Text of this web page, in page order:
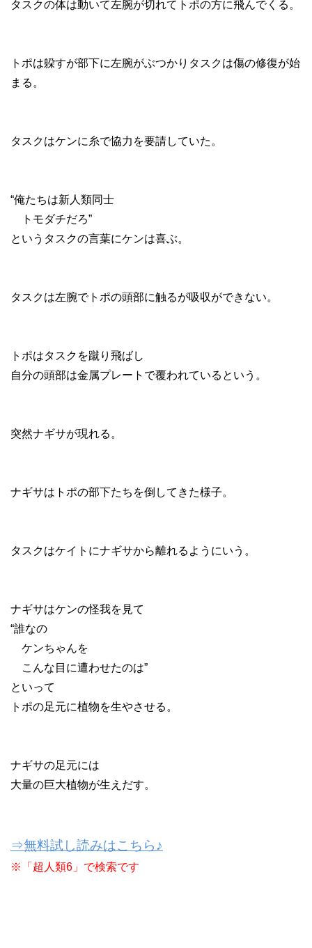
タスクの体は動いて左腕が切れてトポの方に飛んでくる。
トポは躱すが部下に左腕がぶつかりタスクは傷の修復が始
まる。
タスクはケンに糸で協力を要請していた。
“俺たちは新人類同士
トモダチだろ”
というタスクの言葉にケンは喜ぶ。
タスクは左腕でトポの頭部に触るが吸収ができない。
トポはタスクを蹴り飛ばし
自分の頭部は金属プレートで覆われているという。
突然ナギサが現れる。
ナギサはトポの部下たちを倒してきた様子。
タスクはケイトにナギサから離れるようにいう。
ナギサはケンの怪我を見て
“誰なの
ケンちゃんを
こんな目に遭わせたのは”
といって
トポの足元に植物を生やさせる。
ナギサの足元には
大量の巨大植物が生えだす。
⇒無料試し読みはこちら♪
※「超人類6」で検索です